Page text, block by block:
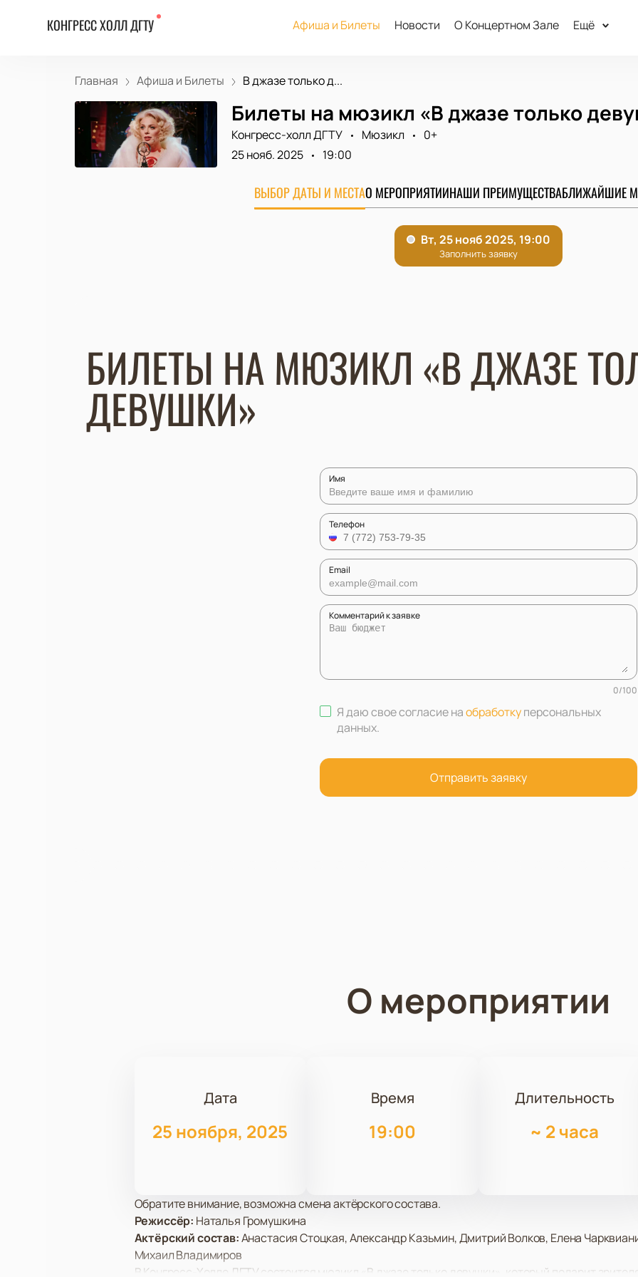
КОНГРЕСС ХОЛЛ ДГТУ Афиша и Билеты Новости О Концертном Зале Ещё
Главная Афиша и Билеты В джазе только д...
Билеты на мюзикл «В джазе только
Конгресс-холл ДГТУ Мюзикл
0+
25 нояб. 2025
19:00
ВЫБОР ДАТЫ И МЕСТАО МЕРОПРИЯТИИНАШИ ПРЕИМУЩЕСТВАБЛИЖАЙШИЕ
БИЛЕТЫ НА МЮЗИКЛ «В ДЖАЗЕ
ДЕВУШКИ»
Имя
Телефон
Email
Комментарий к заявке
0/100
Я даю свое согласие наобработкуперсональных
данных.
Отправить заявку
О мероприятии
Дата
25 ноября, 2025
Время
19:00
Длительность
~ 2 часа
Обратите внимание, возможна смена актёрского состава.
Режиссёр: Наталья Громушкина
Актёрский состав:Анастасия Стоцкая, Александр Казьмин, Дмитрий Волков, Елена
Михаил Владимиров
В Конгресс-Холле ДГТУ состоится мюзикл «В джазе только девушки», который подарит